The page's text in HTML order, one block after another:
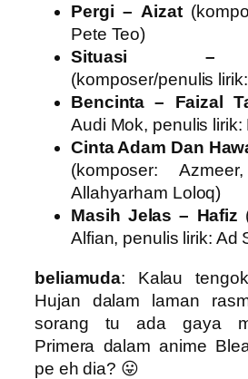
Pergi – Aizat
Pete Teo)
Situasi –
(komposer/penulis
Bencinta – Faizal
Audi Mok, penulis lirik:
Cinta Adam Dan
(komposer:
Allahyarham Loloq)
Masih Jelas – Hafiz
Alfian, penulis lirik: Ad
beliamuda: Kalau
Hujan dalam laman
sorang tu ada gaya
Primera dalam anime
pe eh dia? 😛